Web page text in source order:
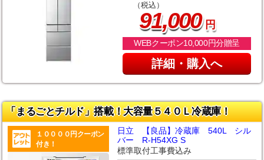
（税込）
91,000円
WEBクーポン10,000円分贈呈
詳細・購入へ
「まるごとチルド」搭載！大容量５４０Ｌ冷蔵庫！
１００００円クーポン
付き！
日立 【良品】冷蔵庫 540L シル
バー R-H54XG S
標準取付工事費込み